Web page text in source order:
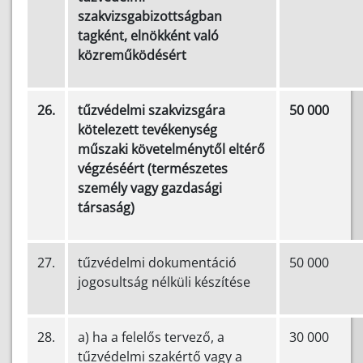
szakvizsgabizottságban
tagként, elnökként való
közreműködésért
26.
tűzvédelmi szakvizsgára
kötelezett tevékenység
műszaki követelménytől eltérő
végzéséért (természetes
személy vagy gazdasági
társaság)
50 000
27.
tűzvédelmi dokumentáció
jogosultság nélküli készítése
50 000
28.
a) ha a felelős tervező, a
tűzvédelmi szakértő vagy a
30 000